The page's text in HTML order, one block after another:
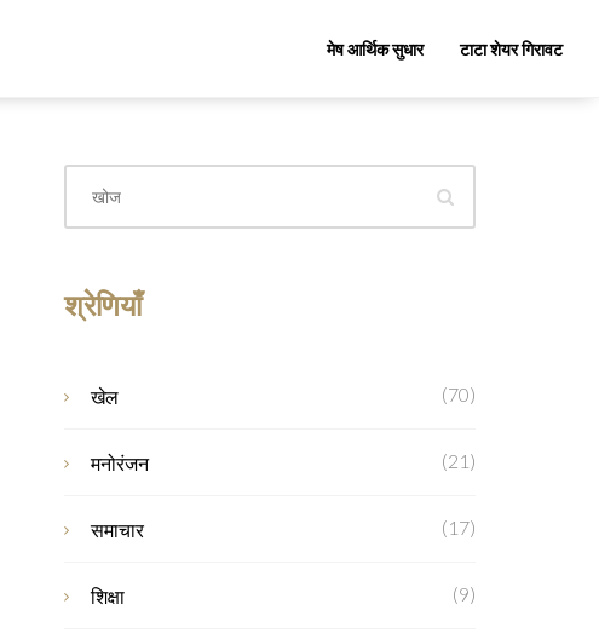
मेष आर्थिक सुधार टाटा शेयर गिरावट
श्रेणियाँ
खेल (70)
मनोरंजन (21)
समाचार (17)
शिक्षा (9)